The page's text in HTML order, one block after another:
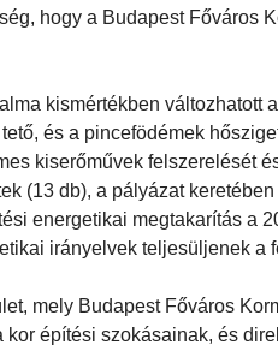
hogy a Budapest Főváros
kismértékben
és a pincefödémek
kiserőművek felszerelését
(13 db), a pályázat
energetikai megtakarítás a
irányelvek teljesüljenek a
mely Budapest Főváros
építési szokásainak, és